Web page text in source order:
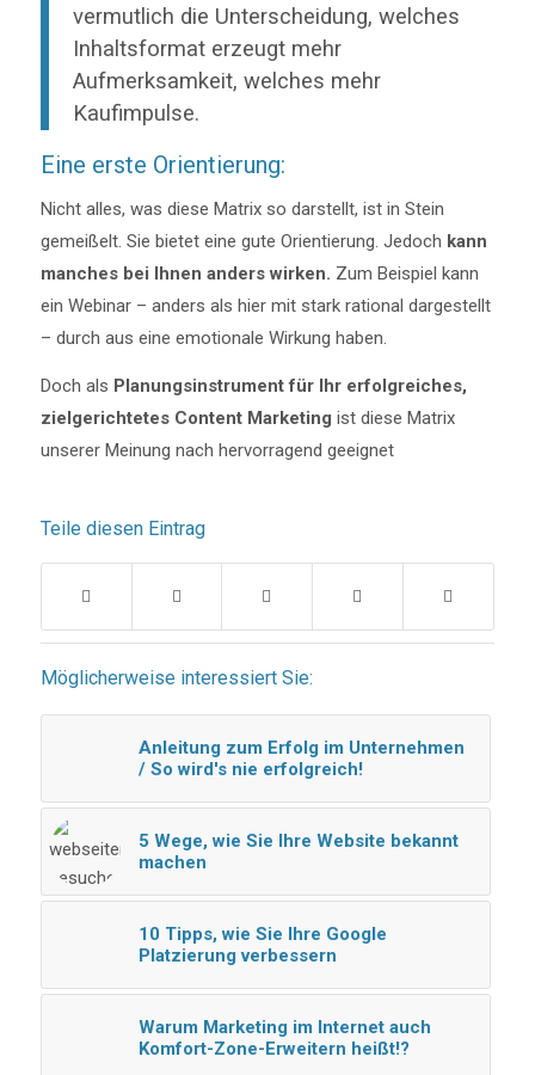
vermutlich die Unterscheidung, welches
Inhaltsformat erzeugt mehr
Aufmerksamkeit, welches mehr
Kaufimpulse.
Eine erste Orientierung:
Nicht alles, was diese Matrix so darstellt, ist in Stein
gemeißelt. Sie bietet eine gute Orientierung. Jedoch kann
manches bei Ihnen anders wirken. Zum Beispiel kann
ein Webinar – anders als hier mit stark rational dargestellt
– durch aus eine emotionale Wirkung haben.
Doch als Planungsinstrument für Ihr erfolgreiches,
zielgerichtetes Content Marketing ist diese Matrix
unserer Meinung nach hervorragend geeignet
Teile diesen Eintrag
Möglicherweise interessiert Sie:
Anleitung zum Erfolg im Unternehmen
/ So wird's nie erfolgreich!
5 Wege, wie Sie Ihre Website bekannt
machen
10 Tipps, wie Sie Ihre Google
Platzierung verbessern
Warum Marketing im Internet auch
Komfort-Zone-Erweitern heißt!?